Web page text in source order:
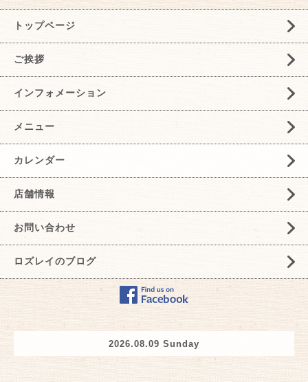
トップページ
ご挨拶
インフォメーション
メニュー
カレンダー
店舗情報
お問い合わせ
ロズレイのブログ
2026.08.09 Sunday